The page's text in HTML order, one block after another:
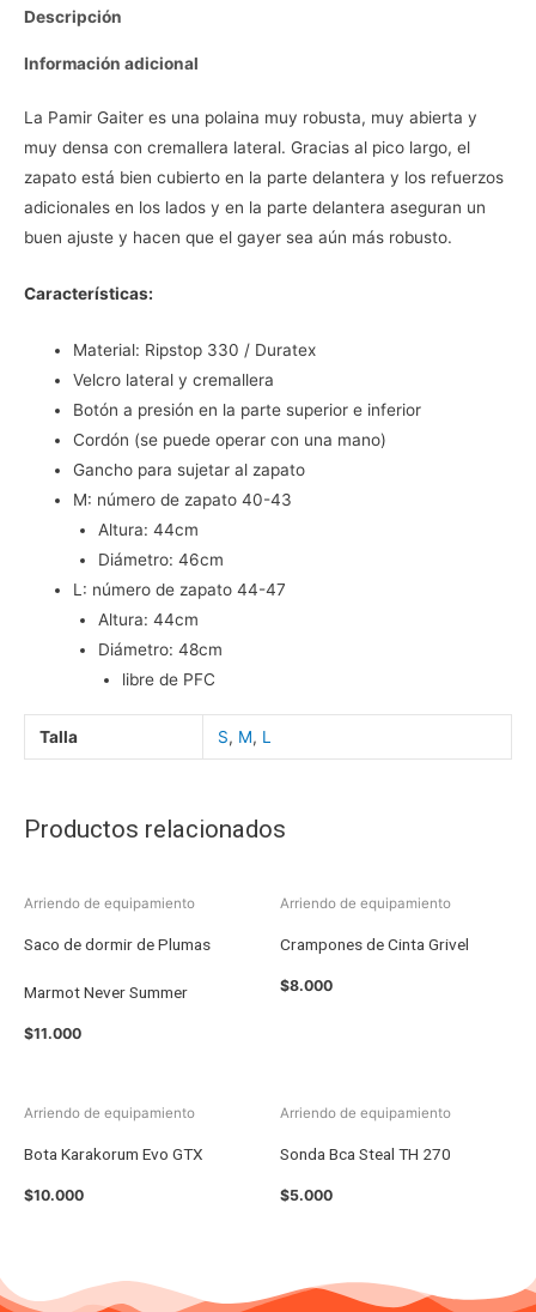
Descripción
Información adicional
La Pamir Gaiter es una polaina muy robusta, muy abierta y
muy densa con cremallera lateral. Gracias al pico largo, el
zapato está bien cubierto en la parte delantera y los refuerzos
adicionales en los lados y en la parte delantera aseguran un
buen ajuste y hacen que el gayer sea aún más robusto.
Características:
Material: Ripstop 330 / Duratex
Velcro lateral y cremallera
Botón a presión en la parte superior e inferior
Cordón (se puede operar con una mano)
Gancho para sujetar al zapato
M: número de zapato 40-43
Altura: 44cm
Diámetro: 46cm
L: número de zapato 44-47
Altura: 44cm
Diámetro: 48cm
libre de PFC
Talla S, M, L
Productos relacionados
Arriendo de equipamiento
Saco de dormir de Plumas
Marmot Never Summer
$11.000
Arriendo de equipamiento
Crampones de Cinta Grivel
$8.000
Arriendo de equipamiento
Bota Karakorum Evo GTX
$10.000
Arriendo de equipamiento
Sonda Bca Steal TH 270
$5.000